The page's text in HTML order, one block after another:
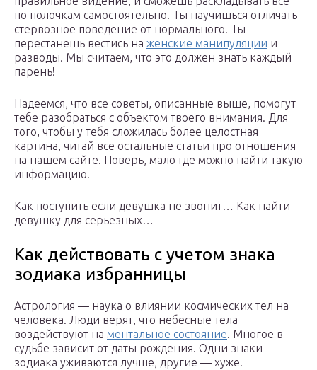
по полочкам самостоятельно. Ты научишься отличать
стервозное поведение от нормального. Ты
перестанешь вестись на женские манипуляции и
разводы. Мы считаем, что это должен знать каждый
парень!
Надеемся, что все советы, описанные выше, помогут
тебе разобраться с объектом твоего внимания. Для
того, чтобы у тебя сложилась более целостная
картина, читай все остальные статьи про отношения
на нашем сайте. Поверь, мало где можно найти такую
информацию.
Как поступить если девушка не звонит… Как найти
девушку для серьезных…
Как действовать с учетом знака
зодиака избранницы
Астрология — наука о влиянии космических тел на
человека. Люди верят, что небесные тела
воздействуют на ментальное состояние. Многое в
судьбе зависит от даты рождения. Одни знаки
зодиака уживаются лучше, другие — хуже.